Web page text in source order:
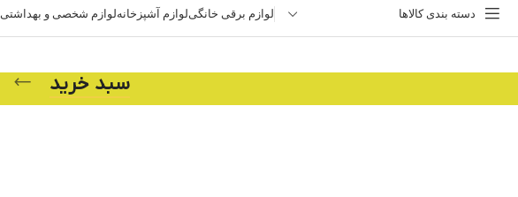
دسته بندی کالاها لوازم برقی خانگیلوازم آشپزخانهلوازم شخصی و بهداشتی
سبد خرید